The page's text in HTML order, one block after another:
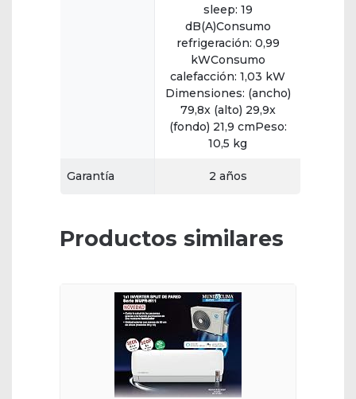
sleep: 19
dB(A)Consumo
refrigeración: 0,99
kWConsumo
calefacción: 1,03 kW
Dimensiones: (ancho)
79,8x (alto) 29,9x
(fondo) 21,9 cmPeso:
10,5 kg
Garantía 2 años
Productos similares